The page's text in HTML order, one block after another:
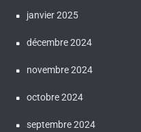
janvier 2025
décembre 2024
novembre 2024
octobre 2024
septembre 2024